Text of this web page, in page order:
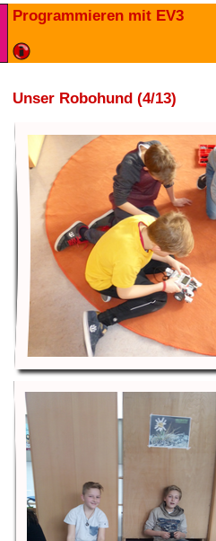
Programmieren mit EV3
Unser Robohund (4/13)